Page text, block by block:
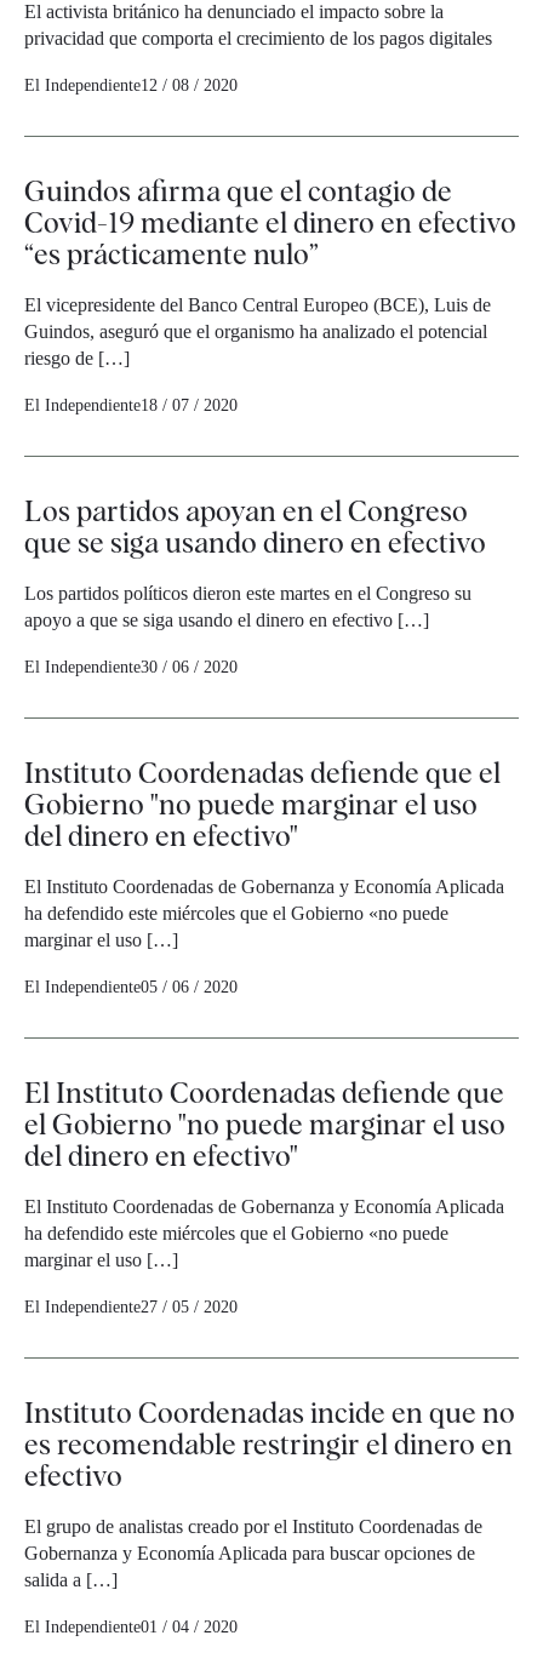
El activista británico ha denunciado el impacto sobre la
privacidad que comporta el crecimiento de los pagos digitales
El Independiente12 / 08 / 2020
Guindos afirma que el contagio de
Covid-19 mediante el dinero en efectivo
“es prácticamente nulo”
El vicepresidente del Banco Central Europeo (BCE), Luis de
Guindos, aseguró que el organismo ha analizado el potencial
riesgo de […]
El Independiente18 / 07 / 2020
Los partidos apoyan en el Congreso
que se siga usando dinero en efectivo
Los partidos políticos dieron este martes en el Congreso su
apoyo a que se siga usando el dinero en efectivo […]
El Independiente30 / 06 / 2020
Instituto Coordenadas defiende que el
Gobierno "no puede marginar el uso
del dinero en efectivo"
El Instituto Coordenadas de Gobernanza y Economía Aplicada
ha defendido este miércoles que el Gobierno «no puede
marginar el uso […]
El Independiente05 / 06 / 2020
El Instituto Coordenadas defiende que
el Gobierno "no puede marginar el uso
del dinero en efectivo"
El Instituto Coordenadas de Gobernanza y Economía Aplicada
ha defendido este miércoles que el Gobierno «no puede
marginar el uso […]
El Independiente27 / 05 / 2020
Instituto Coordenadas incide en que no
es recomendable restringir el dinero en
efectivo
El grupo de analistas creado por el Instituto Coordenadas de
Gobernanza y Economía Aplicada para buscar opciones de
salida a […]
El Independiente01 / 04 / 2020